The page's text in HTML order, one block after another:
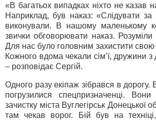
«В багатьох випадках ніхто не казав
Наприклад, був наказ: «Слідувати
виконували. В нашому маленькому
звички обговорювати наказ.
Для нас було головним захистити свою
Кожного вдома чекали сім’ї, дружини з
– розповідає Сергій.
Одного разу екіпаж зібрався в дорогу.
погрузилися спецпризначенці.
зачистку міста Вуглегірськ Донецької
там чекав ворог. Бій був на